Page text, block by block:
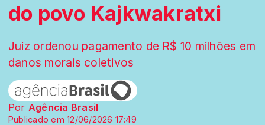
do povo Kajkwakratxi
Juiz ordenou pagamento de R$ 10 milhões em
danos morais coletivos
Por Agência Brasil
Publicado em 12/06/2026 17:49